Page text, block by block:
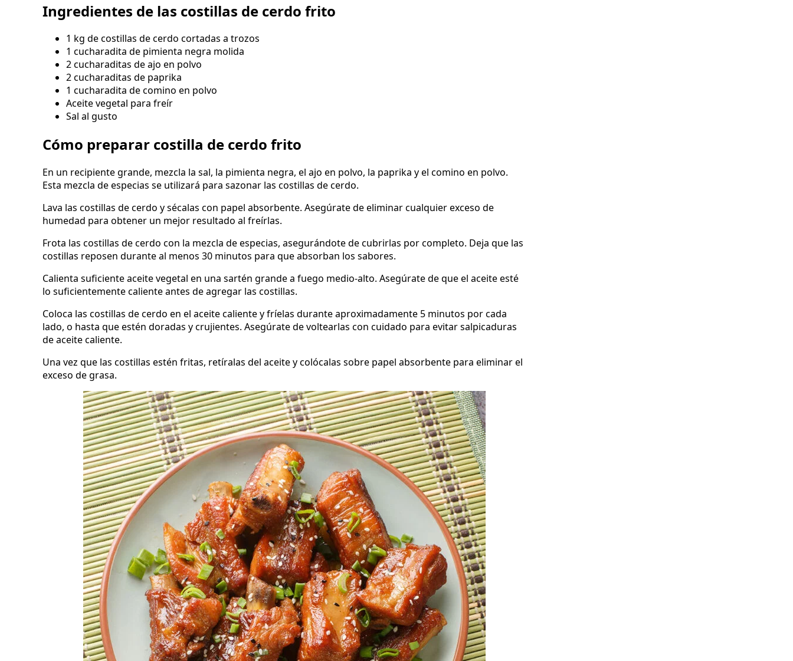
Ingredientes de las costillas de cerdo frito
1 kg de costillas de cerdo cortadas a trozos
1 cucharadita de pimienta negra molida
2 cucharaditas de ajo en polvo
2 cucharaditas de paprika
1 cucharadita de comino en polvo
Aceite vegetal para freír
Sal al gusto
Cómo preparar costilla de cerdo frito
En un recipiente grande, mezcla la sal, la pimienta negra, el ajo en polvo, la paprika y el comino en polvo.
Esta mezcla de especias se utilizará para sazonar las costillas de cerdo.
Lava las costillas de cerdo y sécalas con papel absorbente. Asegúrate de eliminar cualquier exceso de
humedad para obtener un mejor resultado al freírlas.
Frota las costillas de cerdo con la mezcla de especias, asegurándote de cubrirlas por completo. Deja que las
costillas reposen durante al menos 30 minutos para que absorban los sabores.
Calienta suficiente aceite vegetal en una sartén grande a fuego medio-alto. Asegúrate de que el aceite esté
lo suficientemente caliente antes de agregar las costillas.
Coloca las costillas de cerdo en el aceite caliente y fríelas durante aproximadamente 5 minutos por cada
lado, o hasta que estén doradas y crujientes. Asegúrate de voltearlas con cuidado para evitar salpicaduras
de aceite caliente.
Una vez que las costillas estén fritas, retíralas del aceite y colócalas sobre papel absorbente para eliminar el
exceso de grasa.